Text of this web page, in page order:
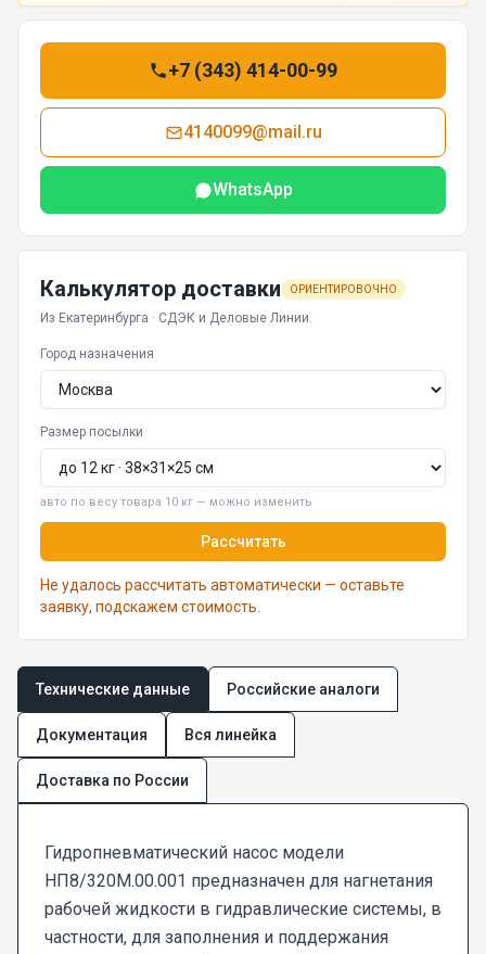
+7 (343) 414-00-99
4140099@mail.ru
WhatsApp
Калькулятор доставки ОРИЕНТИРОВОЧНО
Из Екатеринбурга · СДЭК и Деловые Линии.
Город назначения
Размер посылки
авто по весу товара 10 кг — можно изменить
Рассчитать
Не удалось рассчитать автоматически — оставьте
заявку, подскажем стоимость.
Технические данные Российские аналоги
Документация Вся линейка
Доставка по России
Гидропневматический насос модели
НП8/320М.00.001 предназначен для нагнетания
рабочей жидкости в гидравлические системы, в
частности, для заполнения и поддержания